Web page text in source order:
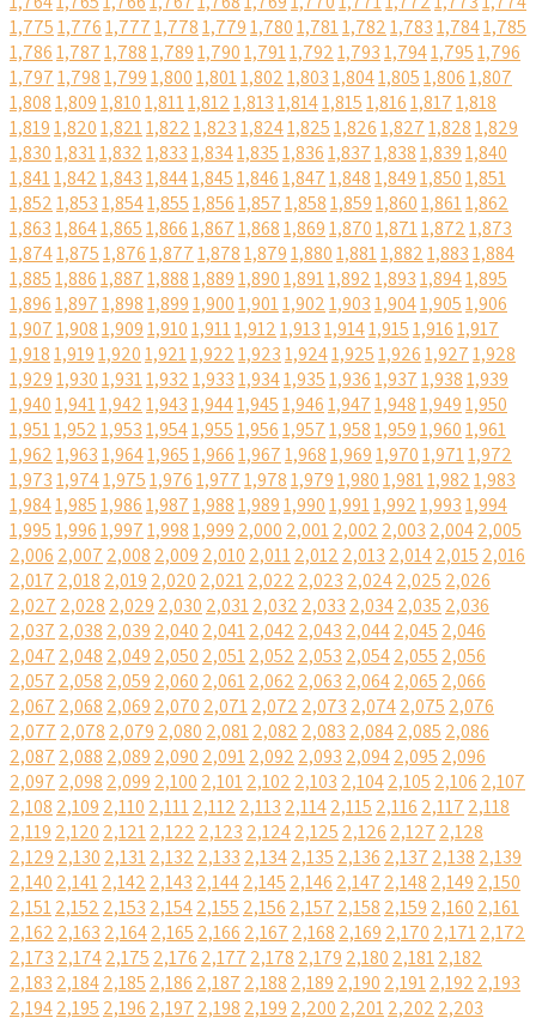
1,7751,7761,7771,7781,7791,7801,7811,7821,7831,7841,785
1,7861,7871,7881,7891,7901,7911,7921,7931,7941,7951,796
1,7971,7981,7991,8001,8011,8021,8031,8041,8051,8061,807
1,8081,8091,8101,8111,8121,8131,8141,8151,8161,8171,818
1,8191,8201,8211,8221,8231,8241,8251,8261,8271,8281,829
1,8301,8311,8321,8331,8341,8351,8361,8371,8381,8391,840
1,8411,8421,8431,8441,8451,8461,8471,8481,8491,8501,851
1,8521,8531,8541,8551,8561,8571,8581,8591,8601,8611,862
1,8631,8641,8651,8661,8671,8681,8691,8701,8711,8721,873
1,8741,8751,8761,8771,8781,8791,8801,8811,8821,8831,884
1,8851,8861,8871,8881,8891,8901,8911,8921,8931,8941,895
1,8961,8971,8981,8991,9001,9011,9021,9031,9041,9051,906
1,9071,9081,9091,9101,9111,9121,9131,9141,9151,9161,917
1,9181,9191,9201,9211,9221,9231,9241,9251,9261,9271,928
1,9291,9301,9311,9321,9331,9341,9351,9361,9371,9381,939
1,9401,9411,9421,9431,9441,9451,9461,9471,9481,9491,950
1,9511,9521,9531,9541,9551,9561,9571,9581,9591,9601,961
1,9621,9631,9641,9651,9661,9671,9681,9691,9701,9711,972
1,9731,9741,9751,9761,9771,9781,9791,9801,9811,9821,983
1,9841,9851,9861,9871,9881,9891,9901,9911,9921,9931,994
1,9951,9961,9971,9981,999 2,000 2,0012,002 2,003 2,0042,005
2,006 2,007 2,008 2,009 2,010 2,0112,012 2,013 2,0142,015 2,016
2,017 2,018 2,019 2,020 2,0212,022 2,023 2,0242,025 2,026
2,027 2,028 2,029 2,030 2,0312,032 2,033 2,0342,035 2,036
2,037 2,038 2,039 2,040 2,0412,042 2,043 2,0442,045 2,046
2,047 2,048 2,049 2,050 2,0512,052 2,053 2,0542,055 2,056
2,057 2,058 2,059 2,060 2,0612,062 2,063 2,0642,065 2,066
2,067 2,068 2,069 2,070 2,0712,072 2,073 2,0742,075 2,076
2,077 2,078 2,079 2,080 2,0812,082 2,083 2,0842,085 2,086
2,087 2,088 2,089 2,090 2,0912,092 2,093 2,0942,095 2,096
2,097 2,098 2,099 2,100 2,1012,102 2,103 2,1042,105 2,106 2,107
2,108 2,109 2,110 2,1112,112 2,113 2,1142,115 2,116 2,117 2,118
2,119 2,120 2,1212,122 2,123 2,1242,125 2,126 2,127 2,128
2,129 2,130 2,1312,132 2,133 2,1342,135 2,136 2,137 2,138 2,139
2,140 2,1412,142 2,143 2,1442,145 2,146 2,147 2,148 2,149 2,150
2,1512,152 2,153 2,1542,155 2,156 2,157 2,158 2,159 2,160 2,161
2,162 2,163 2,1642,165 2,166 2,167 2,168 2,169 2,170 2,1712,172
2,173 2,1742,175 2,176 2,177 2,178 2,179 2,180 2,1812,182
2,183 2,1842,185 2,186 2,187 2,188 2,189 2,190 2,1912,192 2,193
2,1942,195 2,196 2,197 2,198 2,199 2,200 2,2012,202 2,203